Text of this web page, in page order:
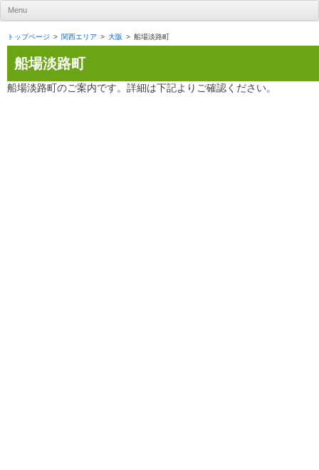
UR賃貸住宅ナビ
Menu
トップページ 関西エリア 大阪 船場淡路町
船場淡路町
船場淡路町のご案内です。詳細は下記よりご確認ください。